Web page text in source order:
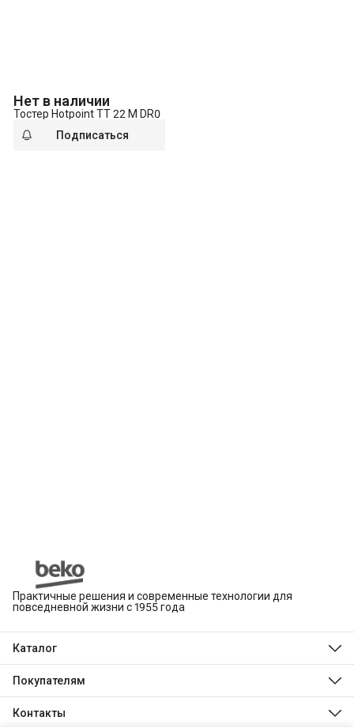
Нет в наличии
Тостер Hotpoint TT 22 M DR0
Подписаться
Практичные решения и современные технологии для
повседневной жизни с 1955 года
Каталог
Hotpoint
Стиральные и сушильные машины
Покупателям
Оплата
Контакты